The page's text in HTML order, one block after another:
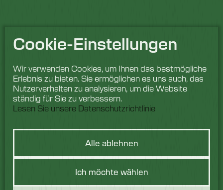
Cookie-Einstellungen
Wir verwenden Cookies, um Ihnen das bestmögliche
Erlebnis zu bieten. Sie ermöglichen es uns auch, das
Nutzerverhalten zu analysieren, um die Website
ständig für Sie zu verbessern.
Lesen Sie unsere Datenschutzrichtlinie
Alle ablehnen
Ich möchte wählen
Hast du eine
Frage?